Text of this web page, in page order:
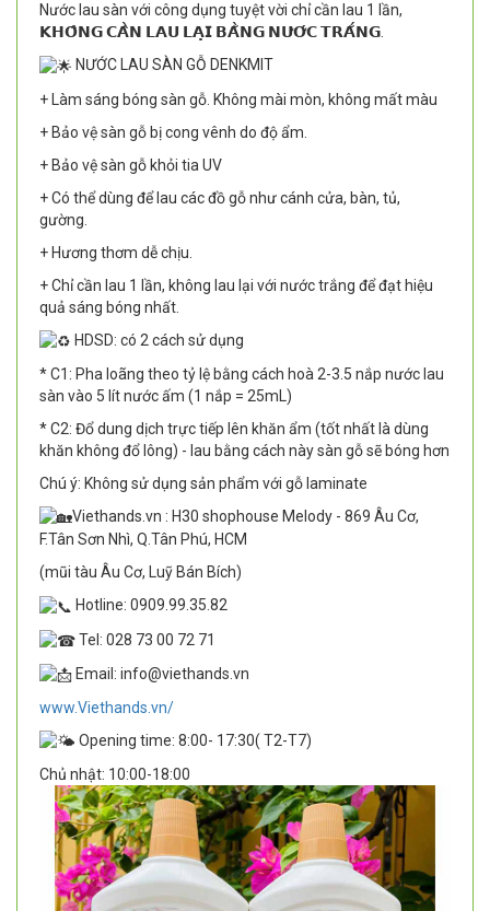
Nước lau sàn với công dụng tuyệt vời chỉ cần lau 1 lần,
𝗞𝗛𝗢̂𝗡𝗚 𝗖𝗔̂̀𝗡 𝗟𝗔𝗨 𝗟𝗔̣𝗜 𝗕𝗔̆̀𝗡𝗚 𝗡𝗨̛𝗢̛́𝗖 𝗧𝗥𝗔̆́𝗡𝗚.
NƯỚC LAU SÀN GỖ DENKMIT
+ Làm sáng bóng sàn gỗ. Không mài mòn, không mất màu
+ Bảo vệ sàn gỗ bị cong vênh do độ ẩm.
+ Bảo vệ sàn gỗ khỏi tia UV
+ Có thể dùng để lau các đồ gỗ như cánh cửa, bàn, tủ,
gường.
+ Hương thơm dễ chịu.
+ Chỉ cần lau 1 lần, không lau lại với nước trắng để đạt hiệu
quả sáng bóng nhất.
HDSD: có 2 cách sử dụng
* C1: Pha loãng theo tỷ lệ bằng cách hoà 2-3.5 nắp nước lau
sàn vào 5 lít nước ấm (1 nắp = 25mL)
* C2: Đổ dung dịch trực tiếp lên khăn ẩm (tốt nhất là dùng
khăn không đổ lông) - lau bằng cách này sàn gỗ sẽ bóng hơn
Chú ý: Không sử dụng sản phẩm với gỗ laminate
Viethands.vn : H30 shophouse Melody - 869 Âu Cơ,
F.Tân Sơn Nhì, Q.Tân Phú, HCM
(mũi tàu Âu Cơ, Luỹ Bán Bích)
Hotline: 0909.99.35.82
Tel: 028 73 00 72 71
Email: info@viethands.vn
www.Viethands.vn/
Opening time: 8:00- 17:30( T2-T7)
Chủ nhật: 10:00-18:00